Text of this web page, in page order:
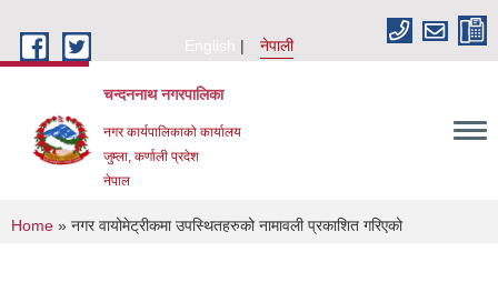
English
नेपाली
चन्दननाथ नगरपालिका
नगर कार्यपालिकाको कार्यालय
जुम्ला, कर्णाली प्रदेश
नेपाल
You are here
Home » नगर वायोमेट्रीकमा उपस्थितहरुको नामावली प्रकाशित गरिएको